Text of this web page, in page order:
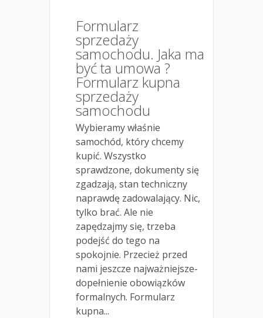
Formularz
sprzedaży
samochodu. Jaka ma
być ta umowa ?
Formularz kupna
sprzedaży
samochodu
Wybieramy właśnie
samochód, który chcemy
kupić. Wszystko
sprawdzone, dokumenty się
zgadzają, stan techniczny
naprawdę zadowalający. Nic,
tylko brać. Ale nie
zapędzajmy się, trzeba
podejść do tego na
spokojnie. Przecież przed
nami jeszcze najważniejsze-
dopełnienie obowiązków
formalnych. Formularz
kupna...